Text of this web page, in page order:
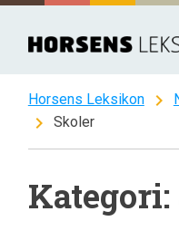
Spring
indhold
Horsens Leksikon chevron_right
chevron_right Skoler